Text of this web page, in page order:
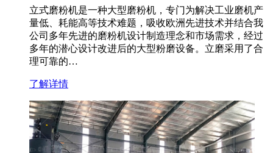
立式磨粉机是一种大型磨粉机，专门为解决工业磨机产
量低、耗能高等技术难题，吸收欧洲先进技术并结合我
公司多年先进的磨粉机设计制造理念和市场需求，经过
多年的潜心设计改进后的大型粉磨设备。立磨采用了合
理可靠的…
了解详情